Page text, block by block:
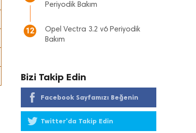
Periyodik Bakım
12
Opel Vectra 3.2 v6 Periyodik
Bakım
Bizi Takip Edin
Facebook Sayfamızı Beğenin
Twitter'da Takip Edin